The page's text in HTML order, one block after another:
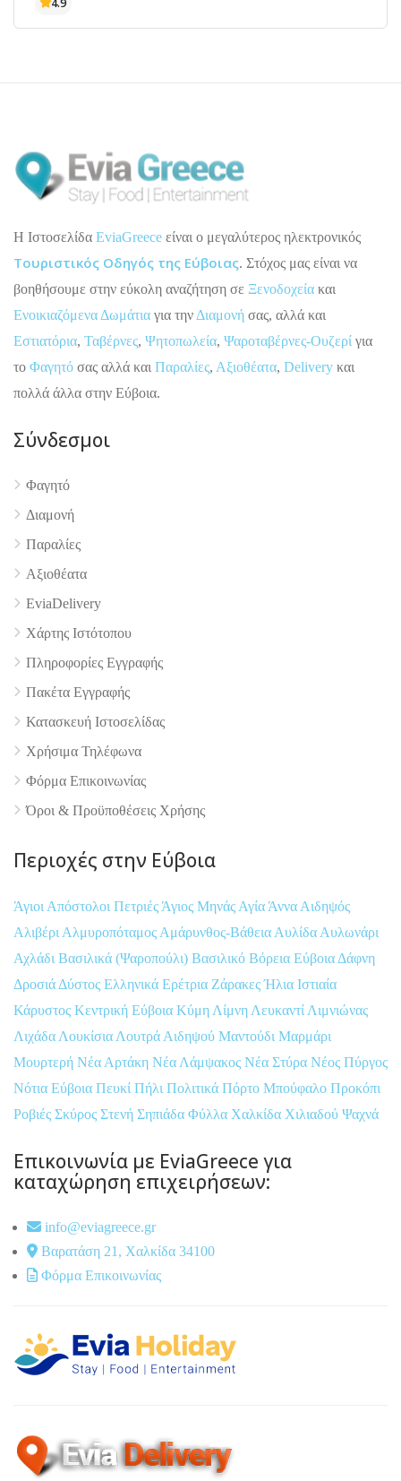
4.9
H Ιστοσελίδα EviaGreece είναι ο μεγαλύτερος ηλεκτρονικός
Τουριστικός Οδηγός της Εύβοιας. Στόχος μας είναι να
βοηθήσουμε στην εύκολη αναζήτηση σε Ξενοδοχεία και
Ενοικιαζόμενα Δωμάτια για την Διαμονή σας, αλλά και
Εστιατόρια, Ταβέρνες, Ψητοπωλεία, Ψαροταβέρνες-Ουζερί για
το Φαγητό σας αλλά και Παραλίες, Αξιοθέατα, Delivery και
πολλά άλλα στην Εύβοια.
Σύνδεσμοι
Φαγητό
Διαμονή
Παραλίες
Αξιοθέατα
EviaDelivery
Χάρτης Ιστότοπου
Πληροφορίες Εγγραφής
Πακέτα Εγγραφής
Κατασκευή Ιστοσελίδας
Χρήσιμα Τηλέφωνα
Φόρμα Επικοινωνίας
Όροι & Προϋποθέσεις Xρήσης
Περιοχές στην Εύβοια
Άγιοι Απόστολοι Πετριές Άγιος Μηνάς Αγία Άννα Αιδηψός
Αλιβέρι Αλμυροπόταμος Αμάρυνθος-Βάθεια Αυλίδα Αυλωνάρι
Αχλάδι Βασιλικά (Ψαροπούλι) Βασιλικό Βόρεια Εύβοια Δάφνη
Δροσιά Δύστος Ελληνικά Ερέτρια ΖάρακεςΉλια Ιστιαία
Κάρυστος Κεντρική Εύβοια Κύμη Λίμνη Λευκαντί Λιμνιώνας
Λιχάδα Λουκίσια Λουτρά Αιδηψού Μαντούδι Μαρμάρι
Μουρτερή Νέα Αρτάκη Νέα Λάμψακος Νέα Στύρα Νέος Πύργος
Νότια Εύβοια Πευκί Πήλι Πολιτικά Πόρτο Μπούφαλο Προκόπι
Ροβιές Σκύρος Στενή Σηπιάδα Φύλλα Χαλκίδα Χιλιαδού Ψαχνά
Επικοινωνία με EviaGreece για
καταχώρηση επιχειρήσεων:
info@eviagreece.gr
Βαρατάση 21, Χαλκίδα 34100
Φόρμα Επικοινωνίας